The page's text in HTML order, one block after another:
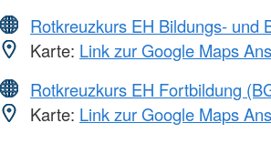
Rotkreuzkurs EH Bildungs- und
Karte: Link zur Google Maps
Rotkreuzkurs EH Fortbildung
Karte: Link zur Google Maps